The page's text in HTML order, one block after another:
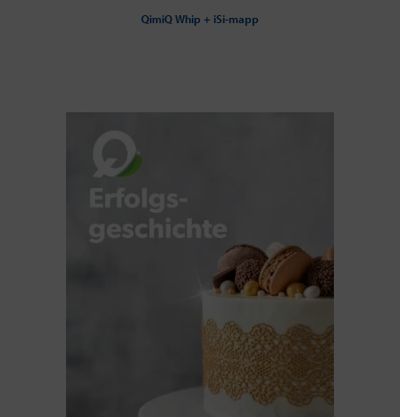
QimiQ Whip + iSi-mapp